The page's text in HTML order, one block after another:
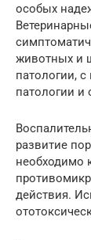
особых
животных и
патологии,
патологии и
развитие
необходимо
действия.